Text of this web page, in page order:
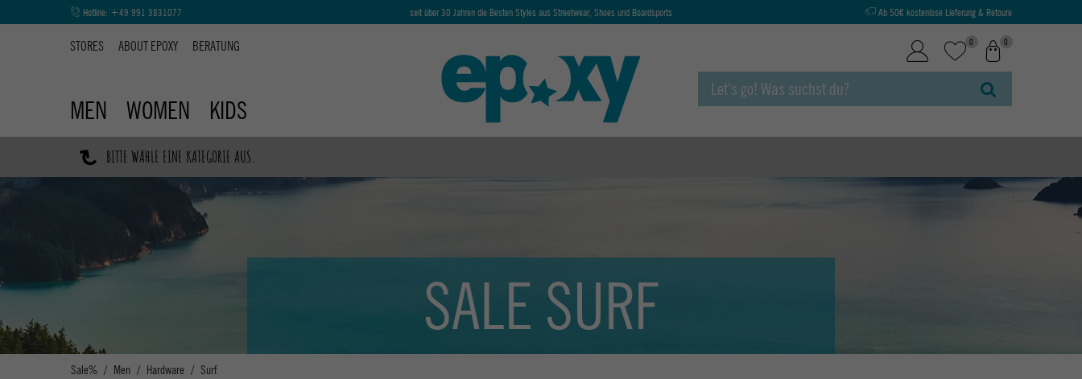
Hotline: +49 991 3831077 seit über 30 Jahren die Besten Styles aus Streetwear, Shoes und Boardsports Ab 50€ kostenlose Lieferung & Retoure
STORES ABOUT EPOXY BERATUNG
MEN WOMEN KIDS
0 0
↷ BITTE WÄHLE EINE KATEGORIE AUS.
SALE SURF
Sale% Men Hardware Surf